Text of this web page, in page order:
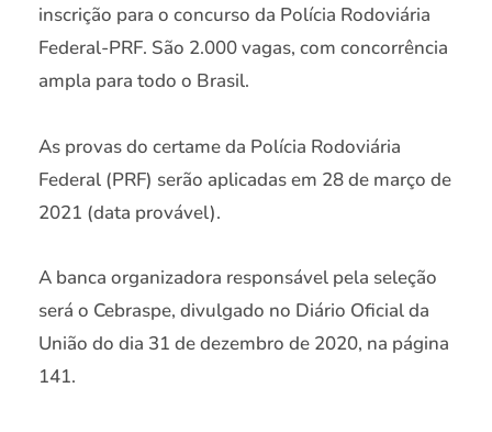
inscrição para o concurso da Polícia Rodoviária
Federal-PRF. São 2.000 vagas, com concorrência
ampla para todo o Brasil.
As provas do certame da Polícia Rodoviária
Federal (PRF) serão aplicadas em 28 de março de
2021 (data provável).
A banca organizadora responsável pela seleção
será o Cebraspe, divulgado no Diário Oficial da
União do dia 31 de dezembro de 2020, na página
141.